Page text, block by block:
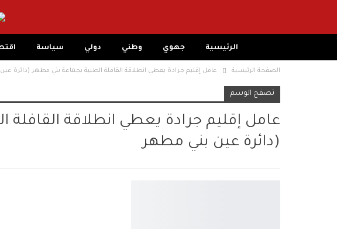
الرئيسية جهوي وطني دولي سياسة
الصفحة الرئيسية عامل إقليم جرادة يعطي انطلاقة القافلة الطبية بجماعة بني مطهر (دائرة
تصفح الوسم
عامل إقليم جرادة يعطي انطلاقة القافلة
(دائرة عين بني مطهر